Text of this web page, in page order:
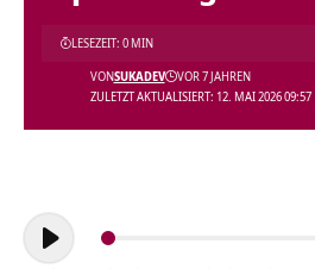
ZULETZT AKTUALISIERT: 12. MAI 2026 09:57
VONSUKADEV VOR 7 JAHREN
LESEZEIT: 0 MIN
Audio-
Player